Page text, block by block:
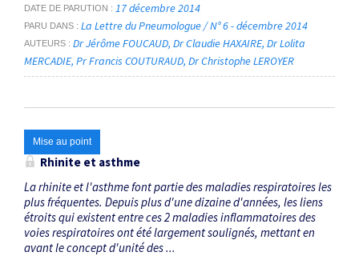
DATE DE PARUTION 17 décembre 2014
PARU DANS La Lettre du Pneumologue / N° 6 - décembre 2014
AUTEURS Dr Jérôme FOUCAUD Dr Claudie HAXAIRE Dr Lolita
MERCADIE Pr Francis COUTURAUD Dr Christophe LEROYER
Mise au point
Rhinite et asthme
La rhinite et l'asthme font partie des maladies respiratoires les
plus fréquentes. Depuis plus d'une dizaine d'années, les liens
étroits qui existent entre ces 2 maladies inflammatoires des
voies respiratoires ont été largement soulignés, mettant en
avant le concept d'unité des ...